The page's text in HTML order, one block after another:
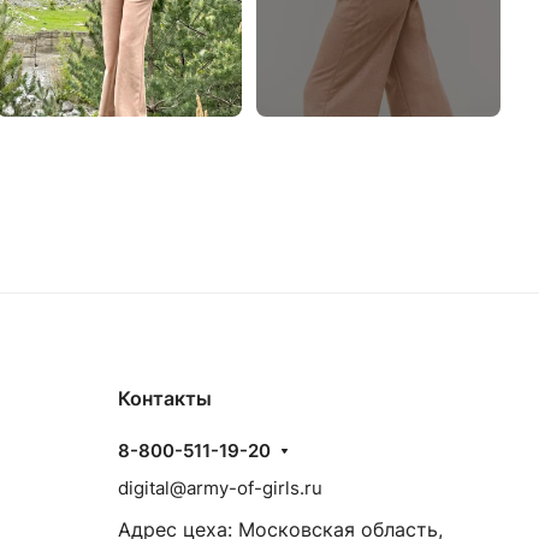
Контакты
8-800-511-19-20
digital@army-of-girls.ru
Адрес цеха: Московская область,